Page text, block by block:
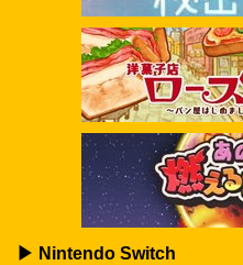
▶ Nintendo Switch